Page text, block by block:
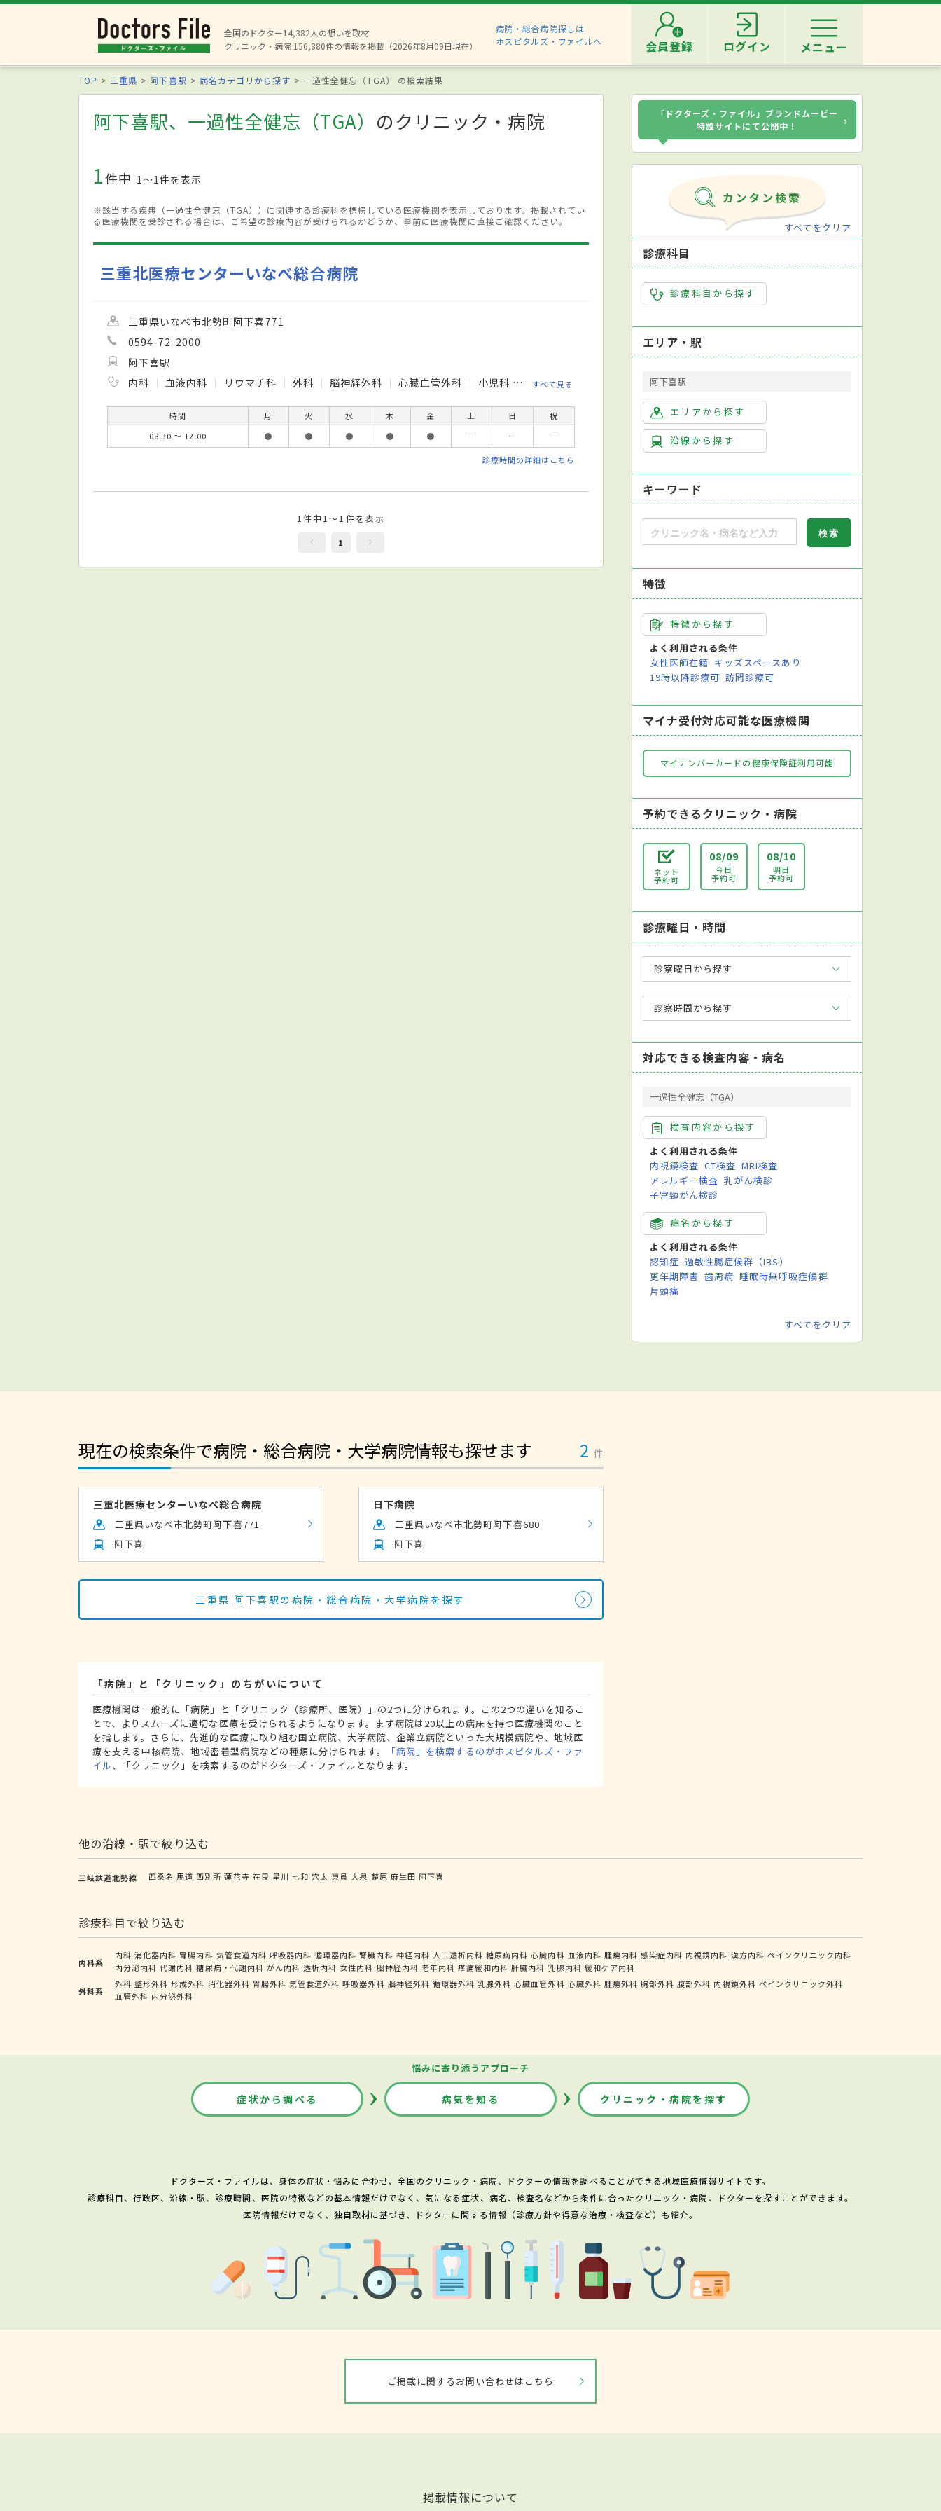
全国のドクター14,382人の想いを取材
クリニック・病院 156,880件の情報を掲載（2026年8月09日現在）
病院・総合病院探しは
ホスピタルズ・ファイルへ
会員登録 ログイン メニュー
TOP 三重県 阿下喜駅 病名カテゴリから探す 一過性全健忘（TGA） の検索結果
阿下喜駅、一過性全健忘（TGA） のクリニック・病院
1件中 1〜1件を表示
※該当する疾患（一過性全健忘（TGA））に関連する診療科を標榜している医療機関を表示しております。掲載されてい
る医療機関を受診される場合は、ご希望の診療内容が受けられるかどうか、事前に医療機関に直接ご確認ください。
三重北医療センターいなべ総合病院
三重県いなべ市北勢町阿下喜771
0594-72-2000
阿下喜駅
内科
血液内科 リウマチ科 外科 脳神経外科 心臓血管外科 小児科 整形外科 泌尿器科
すべて見る
時間 月 火 水 木 金 土 日
祝
08:30 ～ 12:00
● ● ● ● ● － － －
診療時間の詳細はこちら
1件中1～1件を表示
1
「ドクターズ・ファイル」ブランドムービー
特設サイトにて公開中！
›
すべてをクリア
診療科目
診療科目から探す
エリア・駅
阿下喜駅
エリアから探す
沿線から探す
キーワード
特徴
特徴から探す
よく利用される条件
女性医師在籍 キッズスペースあり
19時以降診療可 訪問診療可
マイナ受付対応可能な医療機関
マイナンバーカードの健康保険証利用可能
予約できるクリニック・病院
ネット
予約可
08/09
今日
予約可
08/10
明日
予約可
診療曜日・時間
診察曜日から探す
診察時間から探す
対応できる検査内容・病名
一過性全健忘（TGA）
検査内容から探す
よく利用される条件
内視鏡検査 CT検査 MRI検査
アレルギー検査 乳がん検診
子宮頸がん検診
病名から探す
よく利用される条件
認知症 過敏性腸症候群（IBS）
更年期障害 歯周病 睡眠時無呼吸症候群
片頭痛
すべてをクリア
現在の検索条件で病院・総合病院・大学病院情報も探せます 2 件
三重北医療センターいなべ総合病院
三重県いなべ市北勢町阿下喜771
阿下喜
日下病院
三重県いなべ市北勢町阿下喜680
阿下喜
三重県 阿下喜駅の病院・総合病院・大学病院を探す
「病院」と「クリニック」のちがいについて
医療機関は一般的に「病院」と「クリニック（診療所、医院）」の2つに分けられます。この2つの違いを知るこ
とで、よりスムーズに適切な医療を受けられるようになります。まず病院は20以上の病床を持つ医療機関のこと
を指します。さらに、先進的な医療に取り組む国立病院、大学病院、企業立病院といった大規模病院や、地域医
療を支える中核病院、地域密着型病院などの種類に分けられます。
「病院」を検索するのがホスピタルズ・ファ
イル、「クリニック」を検索するのがドクターズ・ファイルとなります。
他の沿線・駅で絞り込む
三岐鉄道北勢線 西桑名 馬道 西別所 蓮花寺 在良 星川 七和 穴太 東員 大泉 楚原 麻生田 阿下喜
診療科目で絞り込む
内科系
内科 消化器内科 胃腸内科 気管食道内科 呼吸器内科 循環器内科 腎臓内科 神経内科 人工透析内科 糖尿病内科 心臓内科 血液内科 腫瘍内科 感染症内科 内視鏡内科 漢方内科 ペインクリニック内科
内分泌内科 代謝内科 糖尿病・代謝内科 がん内科 透析内科 女性内科 脳神経内科 老年内科 疼痛緩和内科 肝臓内科 乳腺内科 緩和ケア内科
外科系
外科 整形外科 形成外科 消化器外科 胃腸外科 気管食道外科 呼吸器外科 脳神経外科 循環器外科 乳腺外科 心臓血管外科 心臓外科 腫瘍外科 胸部外科 腹部外科 内視鏡外科 ペインクリニック外科
血管外科 内分泌外科
悩みに寄り添うアプローチ
症状から調べる 病気を知る クリニック・病院を探す
ドクターズ・ファイルは、身体の症状・悩みに合わせ、全国のクリニック・病院、ドクターの情報を調べることができる地域医療情報サイトです。
診療科目、行政区、沿線・駅、診療時間、医院の特徴などの基本情報だけでなく、気になる症状、病名、検査名などから条件に合ったクリニック・病院、ドクターを探すことができます。
医院情報だけでなく、独自取材に基づき、ドクターに関する情報（診療方針や得意な治療・検査など）も紹介。
ご掲載に関するお問い合わせはこちら
掲載情報について